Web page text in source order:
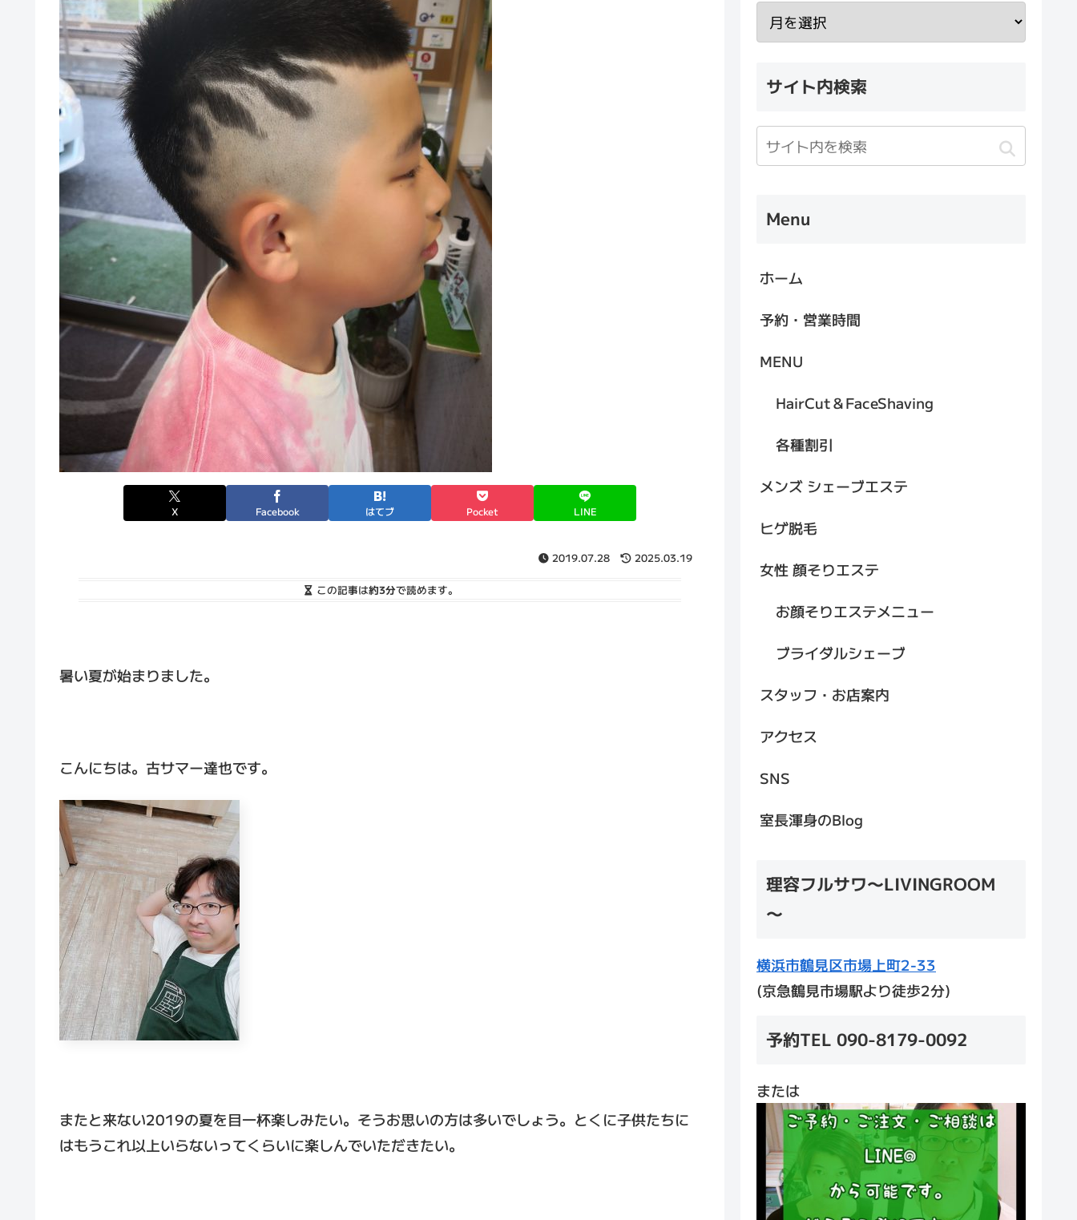
X Facebook はてブ Pocket LINE
2019.07.28 2025.03.19
この記事は約3分で読めます。
暑い夏が始まりました。
こんにちは。古サマー達也です。
またと来ない2019の夏を目一杯楽しみたい。そうお思いの方は多いでしょう。とくに子供たちに
はもうこれ以上いらないってくらいに楽しんでいただきたい。
サイト内検索
Menu
ホーム
予約・営業時間
MENU
HairCut＆FaceShaving
各種割引
メンズ シェーブエステ
ヒゲ脱毛
女性 顔そりエステ
お顔そりエステメニュー
ブライダルシェーブ
スタッフ・お店案内
アクセス
SNS
室長渾身のBlog
理容フルサワ～LIVINGROOM
～
横浜市鶴見区市場上町2-33
(京急鶴見市場駅より徒歩2分)
予約TEL 090-8179-0092
または